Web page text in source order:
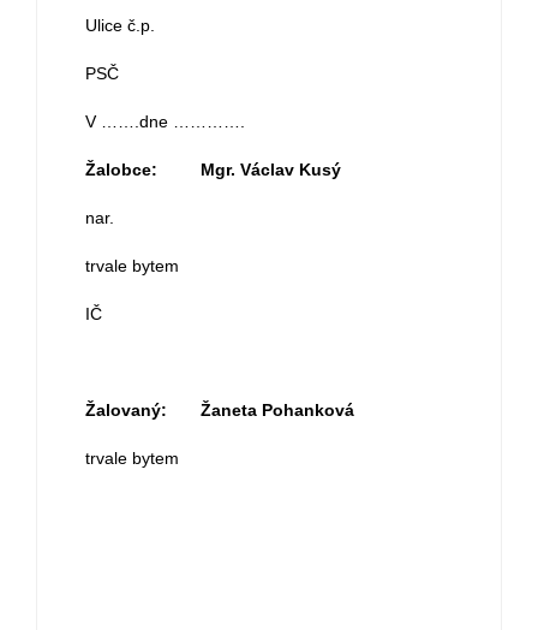
Ulice č.p.
PSČ
V …….dne ………….
Žalobce: Mgr. Václav Kusý
nar.
trvale bytem
IČ
Žalovaný: Žaneta Pohanková
trvale bytem